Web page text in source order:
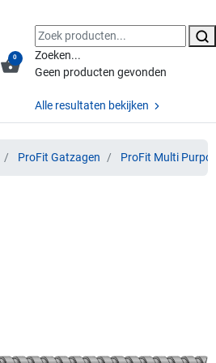
shopping_basket
0
Zoeken...
Geen producten gevonden
Alle resultaten bekijken
ProFit Gatzagen ProFit Multi